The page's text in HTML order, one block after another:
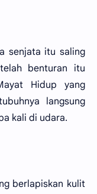
senjata itu saling
benturan itu
Hidup yang
langsung
kali di udara.
berlapiskan kulit